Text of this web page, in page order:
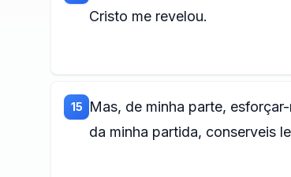
Cristo me revelou.
15
Mas, de minha parte,
da minha partida, conserveis